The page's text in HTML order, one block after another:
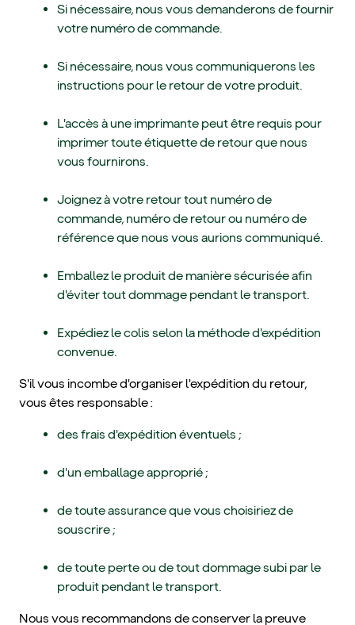
Si nécessaire, nous vous demanderons de fournir
votre numéro de commande.
Si nécessaire, nous vous communiquerons les
instructions pour le retour de votre produit.
L'accès à une imprimante peut être requis pour
imprimer toute étiquette de retour que nous
vous fournirons.
Joignez à votre retour tout numéro de
commande, numéro de retour ou numéro de
référence que nous vous aurions communiqué.
Emballez le produit de manière sécurisée afin
d'éviter tout dommage pendant le transport.
Expédiez le colis selon la méthode d'expédition
convenue.
S'il vous incombe d'organiser l'expédition du retour,
vous êtes responsable :
des frais d'expédition éventuels ;
d'un emballage approprié ;
de toute assurance que vous choisiriez de
souscrire ;
de toute perte ou de tout dommage subi par le
produit pendant le transport.
Nous vous recommandons de conserver la preuve